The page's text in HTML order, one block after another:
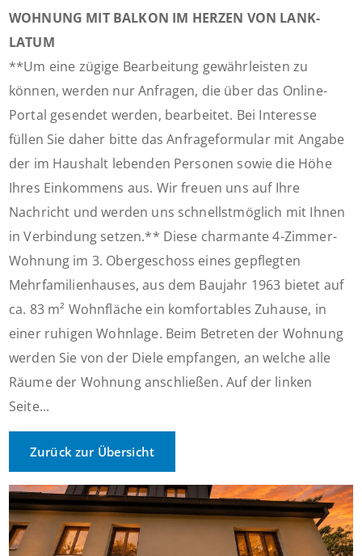
WOHNUNG MIT BALKON IM HERZEN VON LANK-
LATUM
**Um eine zügige Bearbeitung gewährleisten zu
können, werden nur Anfragen, die über das Online-
Portal gesendet werden, bearbeitet. Bei Interesse
füllen Sie daher bitte das Anfrageformular mit Angabe
der im Haushalt lebenden Personen sowie die Höhe
Ihres Einkommens aus. Wir freuen uns auf Ihre
Nachricht und werden uns schnellstmöglich mit Ihnen
in Verbindung setzen.** Diese charmante 4-Zimmer-
Wohnung im 3. Obergeschoss eines gepflegten
Mehrfamilienhauses, aus dem Baujahr 1963 bietet auf
ca. 83 m² Wohnfläche ein komfortables Zuhause, in
einer ruhigen Wohnlage. Beim Betreten der Wohnung
werden Sie von der Diele empfangen, an welche alle
Räume der Wohnung anschließen. Auf der linken
Seite...
Zurück zur Übersicht